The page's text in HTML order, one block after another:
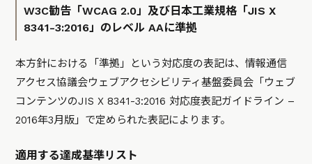
W3C勧告「WCAG 2.0」及び日本工業規格「JIS X
8341-3:2016」のレベル AAに準拠
本方針における「準拠」という対応度の表記は、情報通信
アクセス協議会ウェブアクセシビリティ基盤委員会「ウェブ
コンテンツのJIS X 8341-3:2016 対応度表記ガイドライン –
2016年3月版」で定められた表記によります。
適用する達成基準リスト